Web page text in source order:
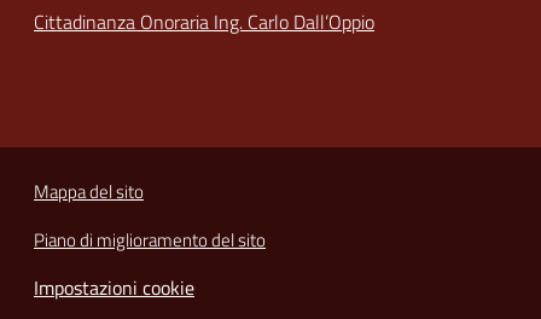
Cittadinanza Onoraria Ing. Carlo Dall’Oppio
Mappa del sito
Piano di miglioramento del sito
Impostazioni cookie